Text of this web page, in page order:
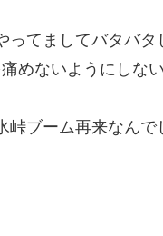
ってましてバタバ
めないようにしな
峠ブーム再来なんで